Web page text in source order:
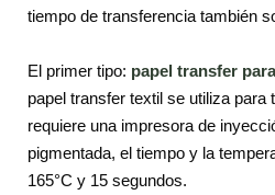
tiempo de transferencia también
El primer tipo: papel transfer
papel transfer textil se utiliza para
requiere una impresora de
pigmentada, el tiempo y la
165°C y 15 segundos.